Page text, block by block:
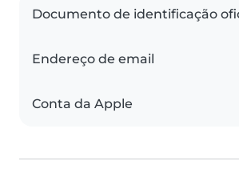
Documento de identificação
Endereço de email
Conta da Apple